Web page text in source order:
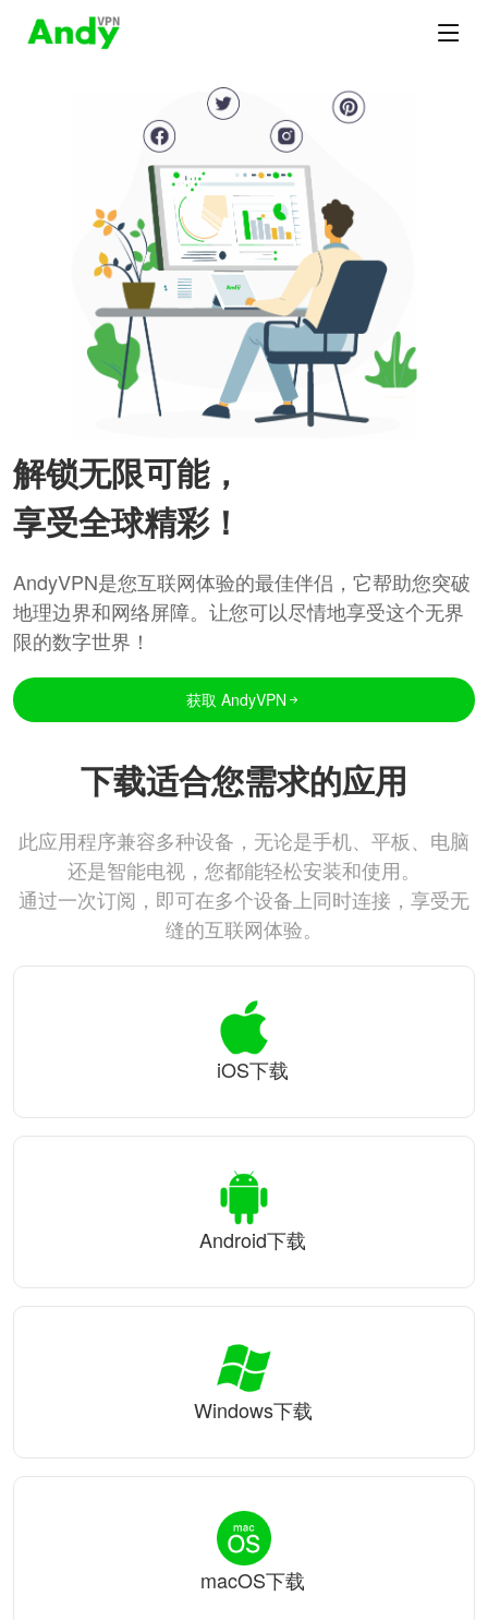
解锁无限可能，
享受全球精彩！
AndyVPN是您互联网体验的最佳伴侣，它帮助您突破
地理边界和网络屏障。让您可以尽情地享受这个无界
限的数字世界！
获取 AndyVPN
下载适合您需求的应用
此应用程序兼容多种设备，无论是手机、平板、电脑
还是智能电视，您都能轻松安装和使用。
通过一次订阅，即可在多个设备上同时连接，享受无
缝的互联网体验。
iOS下载
Android下载
Windows下载
macOS下载